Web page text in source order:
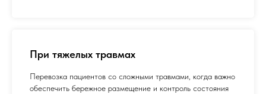
При тяжелых травмах
Перевозка пациентов со сложными травмами, когда важно
обеспечить бережное размещение и контроль состояния